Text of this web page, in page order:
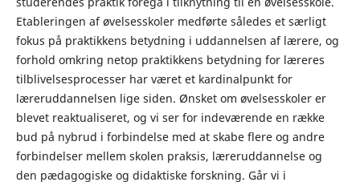
Etableringen af øvelsesskoler medførte således et særligt
fokus på praktikkens betydning i uddannelsen af lærere, og
forhold omkring netop praktikkens betydning for læreres
tilblivelsesprocesser har været et kardinalpunkt for
læreruddannelsen lige siden. Ønsket om øvelsesskoler er
blevet reaktualiseret, og vi ser for indeværende en række
bud på nybrud i forbindelse med at skabe flere og andre
forbindelser mellem skolen praksis, læreruddannelse og
den pædagogiske og didaktiske forskning. Går vi i